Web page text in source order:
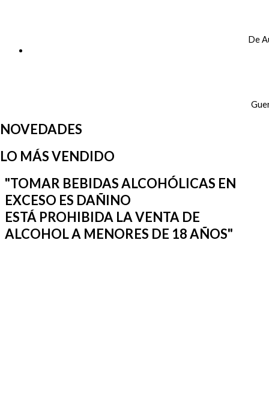
De
NOVEDADES
LO MÁS VENDIDO
"TOMAR BEBIDAS ALCOHÓLICAS EN
EXCESO ES DAÑINO
ESTÁ PROHIBIDA LA VENTA DE
ALCOHOL A MENORES DE 18 AÑOS"